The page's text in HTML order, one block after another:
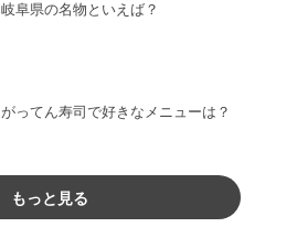
岐阜県の名物といえば？
がってん寿司で好きなメニューは？
もっと見る